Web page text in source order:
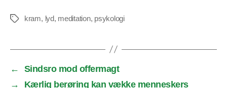
Tags kram, lyd, meditation, psykologi
←
Sindsro mod offermagt
→
Kærlig berøring kan vække menneskers